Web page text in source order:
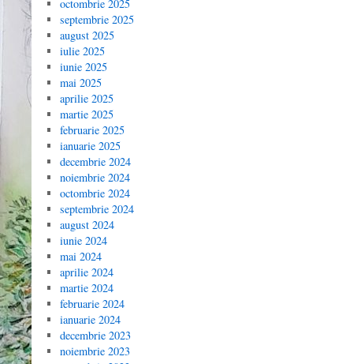
octombrie 2025
septembrie 2025
august 2025
iulie 2025
iunie 2025
mai 2025
aprilie 2025
martie 2025
februarie 2025
ianuarie 2025
decembrie 2024
noiembrie 2024
octombrie 2024
septembrie 2024
august 2024
iunie 2024
mai 2024
aprilie 2024
martie 2024
februarie 2024
ianuarie 2024
decembrie 2023
noiembrie 2023